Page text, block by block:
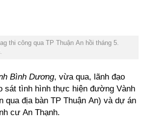
thi công qua TP Thuận An hồi tháng 5.
Bình Dương, vừa qua, lãnh đạo
sát tình hình thực hiện đường Vành
qua địa bàn TP Thuận An) và dự án
cư An Thạnh.